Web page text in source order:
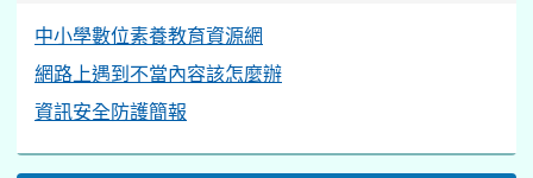
中小學數位素養教育資源網
網路上遇到不當內容該怎麼辦
資訊安全防護簡報